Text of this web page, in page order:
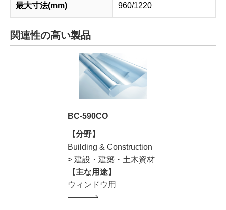
最大寸法(mm) 960/1220
関連性の高い製品
BC-590CO
【分野】
Building & Construction
> 建設・建築・土木資材
【主な用途】
ウィンドウ用